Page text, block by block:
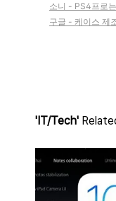
소니 - PS4프로
구글 - 케이스 제
'IT/Tech'